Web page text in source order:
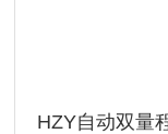
HZY自动双量